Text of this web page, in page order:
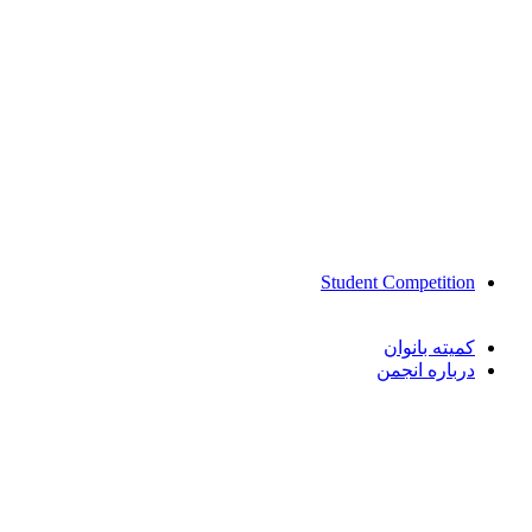
Student Competition
کمیته بانوان
درباره انجمن